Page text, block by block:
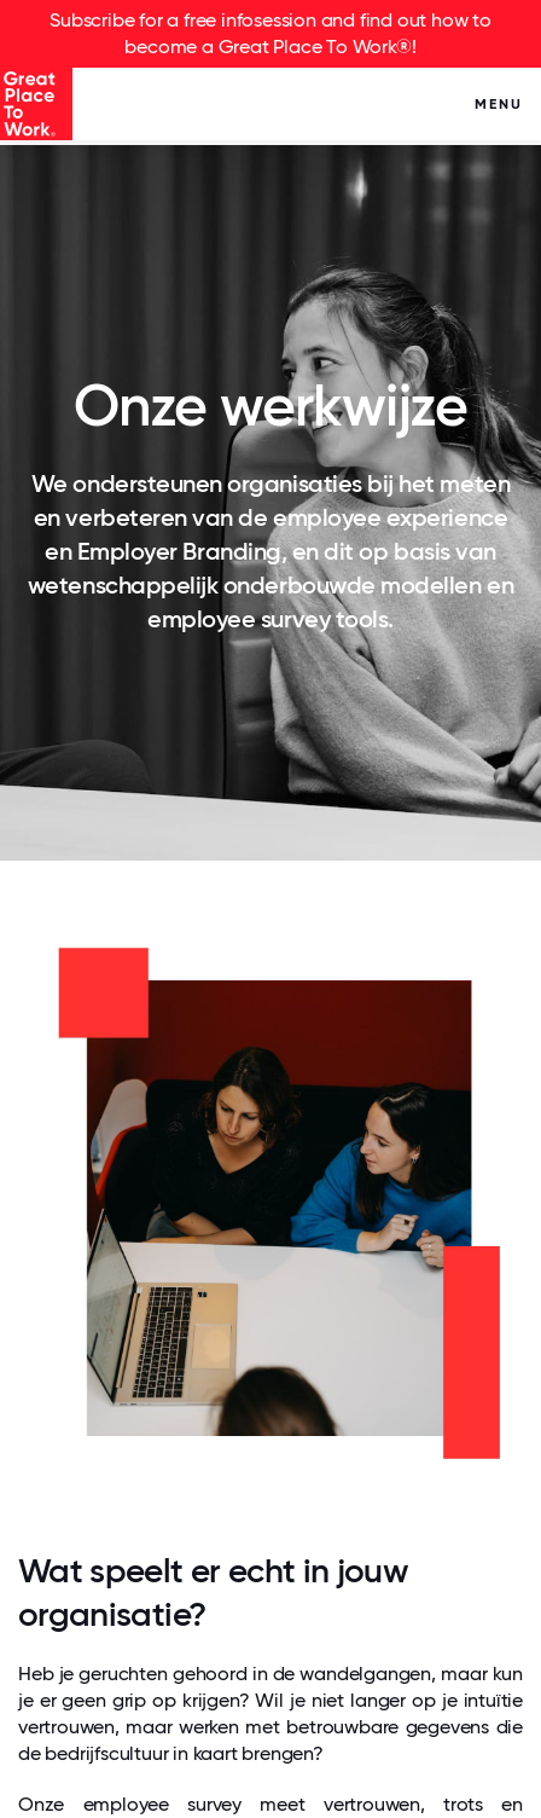
Subscribe for a free infosession and find out how to
become a Great Place To Work®!
MENU
Onze werkwijze
We ondersteunen organisaties bij het meten
en verbeteren van de employee experience
en Employer Branding, en dit op basis van
wetenschappelijk onderbouwde modellen en
employee survey tools.
Wat speelt er echt in jouw
organisatie?
Heb je geruchten gehoord in de wandelgangen, maar kun
je er geen grip op krijgen? Wil je niet langer op je intuïtie
vertrouwen, maar werken met betrouwbare gegevens die
de bedrijfscultuur in kaart brengen?
Onze employee survey meet vertrouwen, trots en